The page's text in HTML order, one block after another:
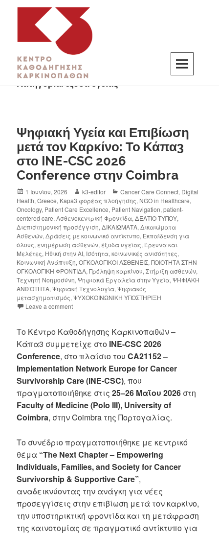
K3
ΚΕΝΤΡΟ ΚΑΘΟΔΗΓΗΣΗΣ ΚΑΡΚΙΝΟΠΑΘΩΝ
Κατηγορία:έξοδα υγείας
Ψηφιακή Υγεία και Επιβίωση
μετά τον Καρκίνο: Το Κάπα3
στο INE-CSC 2026
Conference στην Coimbra
1 Ιουνίου, 2026 k3-editor Cancer Care Connect, Digital
Health,Greece, Kapa3 φορέας πλοήγησης, NGO in Healthcare,
Oncology, Patient Care Excellence, Patient Navigation,patient-
centered care,Ασθενοκεντρική Φροντίδα,ΔΕΛΤΙΟ ΤΥΠΟΥ,
Διεπιστημονική προσέγγιση,ΔΙΚΑΙΩΜΑΤΑ,Δικαιώματα
Ασθενών,Δράσεις με κοινωνικό αντίκτυπο, Εκπαίδευση για
όλους, ενημέρωση ασθενών, έξοδα υγείας, Έρευνα και
Μελέτες, Ηθική στην AI, Ισότητα,κοινωνικές ανισότητες,
Κοινωνική Ανάπτυξη,ΟΓΚΟΛΟΓΙΚΟΙ ΑΣΘΕΝΕΙΣ,ΠΟΙΟΤΗΤΑ ΣΤΗΝ
ΟΓΚΟΛΟΓΙΚΗ ΦΡΟΝΤΙΔΑ,Πρόληψη καρκίνου,Στήριξη ασθενών,
Τεχνητή Νοημοσύνη,Ψηφιακά Εργαλεία στην Υγεία,ΨΗΦΙΑΚΗ
ΑΝΙΣΟΤΗΤΑ,Ψηφιακή Τεχνολογία,Ψηφιακός
μετασχηματισμός,ΨΥΧΟΚΟΙΝΩΝΙΚΗ ΥΠΟΣΤΗΡΙΞΗ
Leave a comment
Το Κέντρο Καθοδήγησης Καρκινοπαθών –
Κάπα3 συμμετείχε στο INE-CSC 2026
Conference, στο πλαίσιο τουCA21152 –
Implementation Network Europe for Cancer
Survivorship Care (INE-CSC), που
πραγματοποιήθηκε στις25–26 Μαΐου 2026 στη
Faculty of Medicine (Polo III), University of
Coimbra, στην Coimbra της Πορτογαλίας.
Το συνέδριο πραγματοποιήθηκε με κεντρικό
θέμα “The Next Chapter – Empowering
Individuals, Families, and Society for Cancer
Survivorship & Supportive Care”,
αναδεικνύοντας την ανάγκη για νέες
προσεγγίσεις στην επιβίωση μετά τον καρκίνο,
την υποστηρικτική φροντίδα και τη μετάφραση
της καινοτομίας σε πραγματικό αντίκτυπο για